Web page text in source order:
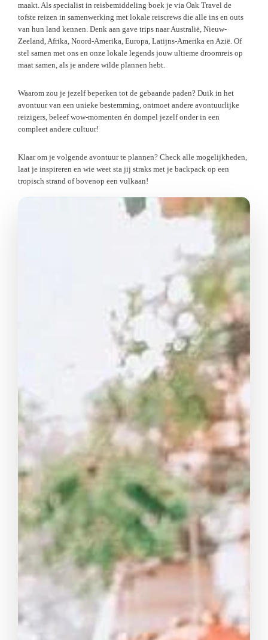
maakt. Als specialist in reisbemiddeling boek je via Oak Travel de
tofste reizen in samenwerking met lokale reiscrews die alle ins en outs
van hun land kennen. Denk aan gave trips naar Australië, Nieuw-
Zeeland, Afrika, Noord-Amerika, Europa, Latijns-Amerika en Azië. Of
stel samen met ons en onze lokale legends jouw ultieme droomreis op
maat samen, als je andere wilde plannen hebt.
Waarom zou je jezelf beperken tot de gebaande paden? Duik in het
avontuur van een unieke bestemming, ontmoet andere avontuurlijke
reizigers, beleef wow-momenten én dompel jezelf onder in een
compleet andere cultuur!
Klaar om je volgende avontuur te plannen? Check alle mogelijkheden,
laat je inspireren en wie weet sta jij straks met je backpack op een
tropisch strand of bovenop een vulkaan!